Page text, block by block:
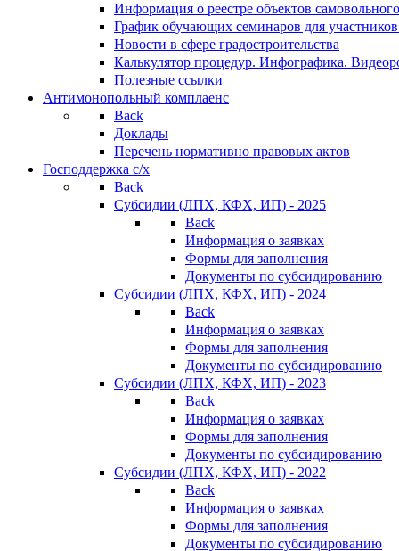
Информация о реестре объектов
График обучающих семинаров для участников
Новости в сфере градостроительства
Калькулятор процедур. Инфографика.
Полезные ссылки
Антимонопольный комплаенс
Back
Доклады
Перечень нормативно правовых актов
Господдержка с/х
Back
Субсидии (ЛПХ, КФХ, ИП) - 2025
Back
Информация о заявках
Формы для заполнения
Документы по субсидированию
Субсидии (ЛПХ, КФХ, ИП) - 2024
Back
Информация о заявках
Формы для заполнения
Документы по субсидированию
Субсидии (ЛПХ, КФХ, ИП) - 2023
Back
Информация о заявках
Формы для заполнения
Документы по субсидированию
Субсидии (ЛПХ, КФХ, ИП) - 2022
Back
Информация о заявках
Формы для заполнения
Документы по субсидированию